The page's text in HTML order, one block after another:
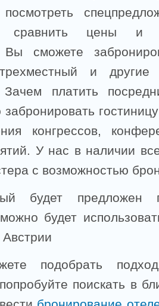
посмотреть
сравнить цены и
Вы сможете
и
Зачем платить
забронировать
конгрессов,
У нас в наличии
с возможностью
будет предложен
будет
подобрать
поискать в